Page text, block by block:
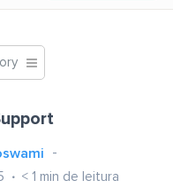
< 1 min de leitura